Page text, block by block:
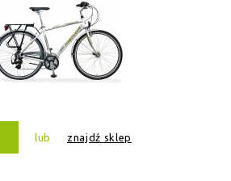
lub znajdź sklep